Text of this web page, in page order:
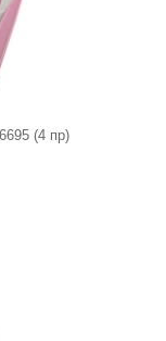
(4 пр)